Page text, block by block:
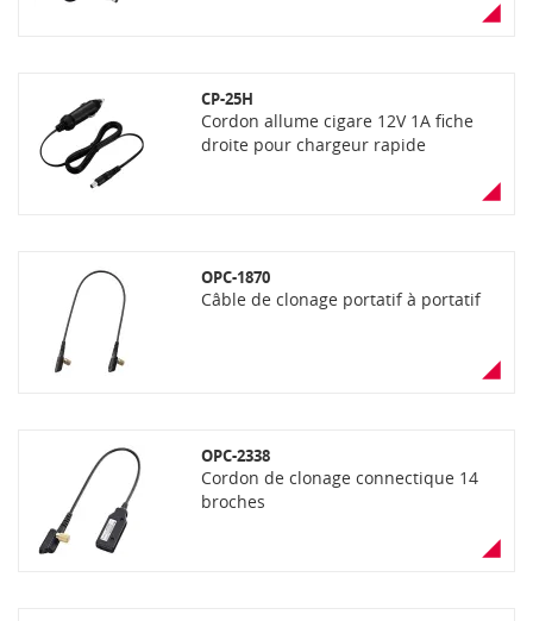
CP-25H
Cordon allume cigare 12V 1A fiche
droite pour chargeur rapide
OPC-1870
Câble de clonage portatif à portatif
OPC-2338
Cordon de clonage connectique 14
broches